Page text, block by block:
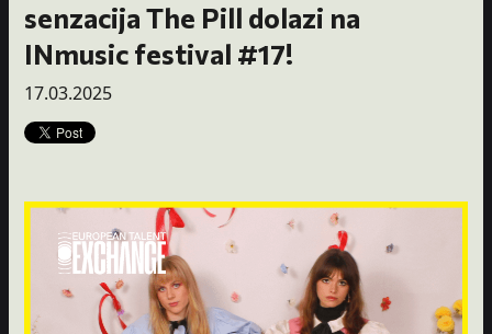
senzacija The Pill dolazi na
INmusic festival #17!
17.03.2025